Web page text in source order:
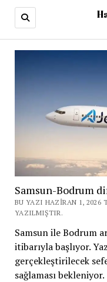
Samsun-Bodrum
BU YAZI HAZIRAN 1, 2026
YAZILMIŞTIR.
Samsun ile Bodrum
itibarıyla başlıyor.
gerçekleştirilecek
sağlaması bekleniyor.